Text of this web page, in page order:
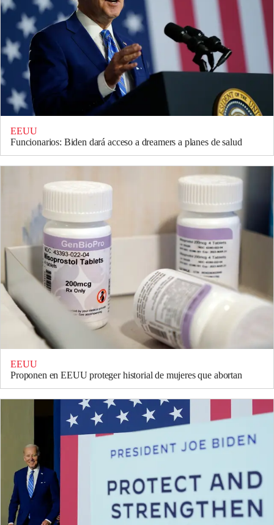
EEUU
Funcionarios: Biden dará acceso a dreamers a planes de salud
EEUU
Proponen en EEUU proteger historial de mujeres que abortan